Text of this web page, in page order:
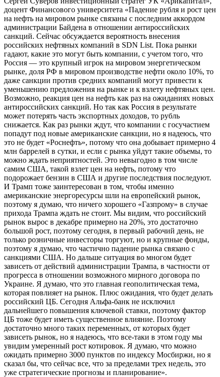
доцент Финансового университета «Падение рубля и рост цен
на нефть на мировом рынке связаны с последним аккордом
администрации Байдена в отношении антироссийских
санкций. Сейчас обсуждается вероятность внесения
российских нефтяных компаний в SDN List. Пока рынки
гадают, какие это могут быть компании, с учетом того, что
Россия — это крупный игрок на мировом энергетическом
рынке, доля РФ в мировом производстве нефти около 10%, то
даже санкции против средних компаний могут привести к
уменьшению предложения на рынке и к взлету нефтяных цен.
Возможно, реакция цен на нефть как раз на ожиданиях новых
антироссийских санкций. Но так как Россия в результате
может потерять часть экспортных доходов, то рубль
снижается. Как раз рынки ждут, что компании с госучастием
попадут под новые американские санкции, но я надеюсь, что
это не будет «Роснефть», потому что она добывает примерно 4
млн баррелей в сутки, и если с рынка уйдут такие объемы, то
можно ждать неприятностей. Это невыгодно в том числе
самим США, такой взлет цен на нефть, потому что
подорожает бензин в США и другие последствия последуют.
И Трамп тоже заинтересован в том, чтобы именно
американские энергоресурсы шли на европейский рынок,
поэтому я думаю, что ничего хорошего «Газпрому» в случае
прихода Трампа ждать не стоит. Мы видим, что российский
рынок вырос в декабре примерно на 20%, это достаточно
большой рост, поэтому сегодня, в первый рабочий день, не
только розничные инвесторы торгуют, но и крупные фонды,
поэтому я думаю, что частично падение рынка связано с
санкциями США. Но дальше ситуация во многом будет
зависеть от действий администрации Трампа, в частности от
прогресса в отношении возможного мирного договора по
Украине. Я думаю, что это главная геополитическая тема,
которая повлияет на рынок. Плюс ожидания, что будет делать
российский ЦБ. Сегодня Альфа-банк не исключил
дальнейшего повышения ключевой ставки, поэтому фактор
ЦБ тоже будет иметь существенное влияние. Поэтому
достаточно много таких переменных, от которых будет
зависеть рынок, но я надеюсь, что все-таки в этом году мы
увидим умеренный рост котировок. Я думаю, что можно
ожидать примерно 3000 пунктов по индексу Мосбиржи, но я
сказал бы, что сейчас все, что за пределами трех недель, это
уже стратегические прогнозы и планирование».